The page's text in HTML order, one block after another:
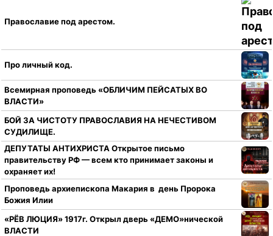
Православие под арестом.
Про личный код.
Всемирная проповедь «ОБЛИЧИМ ПЕЙСАТЫХ ВО
ВЛАСТИ»
БОЙ ЗА ЧИСТОТУ ПРАВОСЛАВИЯ НА НЕЧЕСТИВОМ
СУДИЛИЩЕ.
ДЕПУТАТЫ АНТИХРИСТА Открытое письмо
правительству РФ — всем кто принимает законы и
охраняет их!
Проповедь архиепископа Макария в день Пророка
Божия Илии
«РЁВ ЛЮЦИЯ» 1917г. Открыл дверь «ДЕМО»нической
ВЛАСТИ